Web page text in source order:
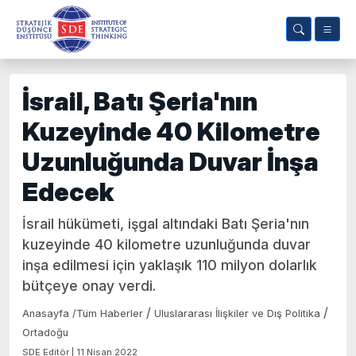
İsrail, Batı Şeria'nın
Kuzeyinde 40 Kilometre
Uzunluğunda Duvar İnşa
Edecek
İsrail hükümeti, işgal altındaki Batı Şeria'nın
kuzeyinde 40 kilometre uzunluğunda duvar
inşa edilmesi için yaklaşık 110 milyon dolarlık
bütçeye onay verdi.
Anasayfa /Tüm Haberler / Uluslararası İlişkiler ve Dış Politika /
Ortadoğu
SDE Editör | 11 Nisan 2022